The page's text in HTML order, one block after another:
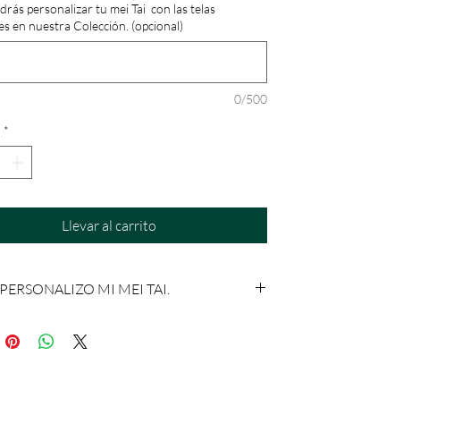
personalizar tu mei Tai con las telas
en nuestra Colección. (opcional)
0/500
*
Llevar al carrito
MI MEI TAI.
un tono que mas te guste (para tiras y faja) y